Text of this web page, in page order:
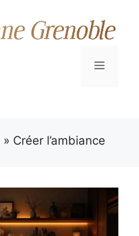
Menu
» Créer l’ambiance